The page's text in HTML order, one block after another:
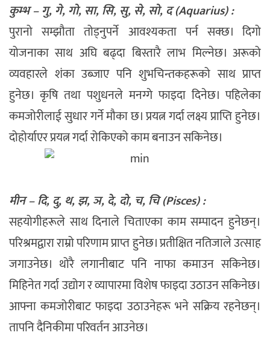
कुम्भ – गु, गे, गो, सा, सि, सु, से, सो, द (Aquarius) :
पुरानो सम्झौता तोड्नुपर्ने आवश्यकता पर्न सक्छ। दिगो
योजनाका साथ अघि बढ्दा बिस्तारै लाभ मिल्नेछ। अरूको
व्यवहारले शंका उब्जाए पनि शुभचिन्तकहरूको साथ प्राप्त
हुनेछ। कृषि तथा पशुधनले मनग्गे फाइदा दिनेछ। पहिलेका
कमजोरीलाई सुधार गर्ने मौका छ। प्रयत्न गर्दा लक्ष्य प्राप्ति हुनेछ।
दोहोर्याएर प्रयत्न गर्दा रोकिएको काम बनाउन सकिनेछ।
मीन – दि, दु, थ, झ, ञ, दे, दो, च, चि (Pisces) :
सहयोगीहरूले साथ दिनाले चिताएका काम सम्पादन हुनेछन्।
परिश्रमद्वारा राम्रो परिणाम प्राप्त हुनेछ। प्रतीक्षित नतिजाले उत्साह
जगाउनेछ। थोरै लगानीबाट पनि नाफा कमाउन सकिनेछ।
मिहिनेत गर्दा उद्योग र व्यापारमा विशेष फाइदा उठाउन सकिनेछ।
आफ्ना कमजोरीबाट फाइदा उठाउनेहरू भने सक्रिय रहनेछन्।
तापनि दैनिकीमा परिवर्तन आउनेछ।